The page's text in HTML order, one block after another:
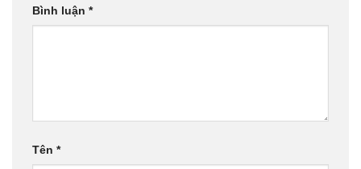
Bình luận *
Tên *